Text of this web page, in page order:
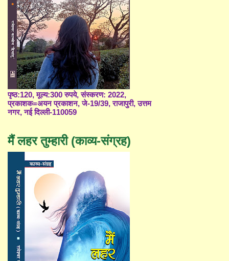
पृष्ठ:120, मूल्य:300 रुपये, संस्करण: 2022,
प्रकाशक=अयन प्रकाशन, जे-19/39, राजापुरी, उत्तम
नगर, नई दिल्ली-110059
मैं लहर तुम्हारी (काव्य-संग्रह)